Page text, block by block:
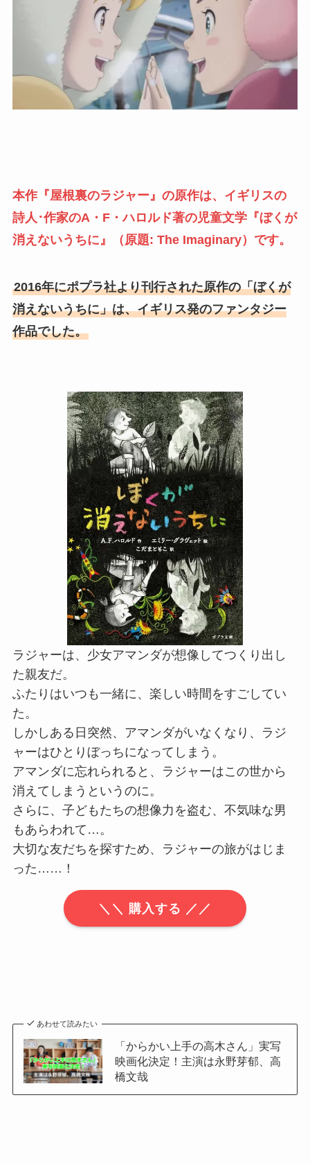
本作『屋根裏のラジャー』の原作は、イギリスの
詩人･作家のA・F・ハロルド著の児童文学『ぼくが
消えないうちに』（原題: The Imaginary）です。
2016年にポプラ社より刊行された原作の「ぼくが
消えないうちに」は、イギリス発のファンタジー
作品でした。
ラジャーは、少女アマンダが想像してつくり出し
た親友だ。
ふたりはいつも一緒に、楽しい時間をすごしてい
た。
しかしある日突然、アマンダがいなくなり、ラジ
ャーはひとりぼっちになってしまう。
アマンダに忘れられると、ラジャーはこの世から
消えてしまうというのに。
さらに、子どもたちの想像力を盗む、不気味な男
もあらわれて…。
大切な友だちを探すため、ラジャーの旅がはじま
った……！
＼＼ 購入する ／／
あわせて読みたい
「からかい上手の高木さん」実写
映画化決定！主演は永野芽郁、高
橋文哉